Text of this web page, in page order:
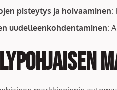
pisteytys ja hoivaaminen:
uudelleenkohdentaminen: